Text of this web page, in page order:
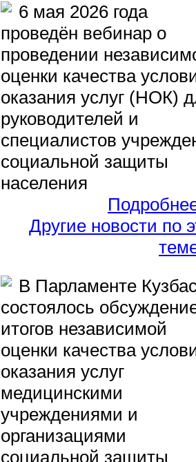
6 мая 2026 года
проведён вебинар о
проведении
оценки качества
оказания услуг (НОК)
руководителей и
специалистов
социальной защиты
населения
Другие новости по
В Парламенте
состоялось
итогов независимой
оценки качества
оказания услуг
медицинскими
учреждениями и
организациями
социальной защиты